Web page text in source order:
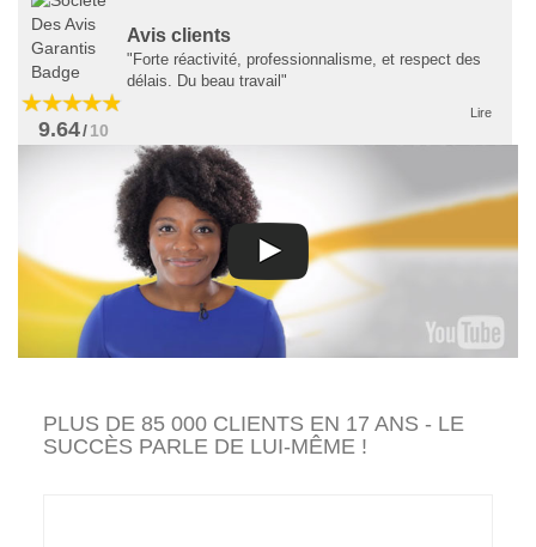
9.64/10
Avis clients
"Forte réactivité, professionnalisme, et respect des
délais. Du beau travail"
Lire
PLUS DE 85 000 CLIENTS EN 17 ANS - LE
SUCCÈS PARLE DE LUI-MÊME !